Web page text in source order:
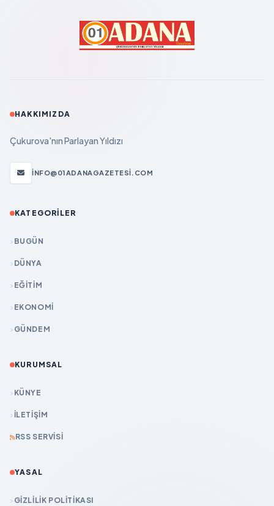
HAKKIMIZDA
Çukurova'nın Parlayan Yıldızı
INFO@01ADANAGAZETESI.COM
KATEGORILER
BUGÜN
DÜNYA
EĞİTİM
EKONOMİ
GÜNDEM
KURUMSAL
KÜNYE
İLETIŞIM
RSS SERVISI
YASAL
GIZLILIK POLITIKASI